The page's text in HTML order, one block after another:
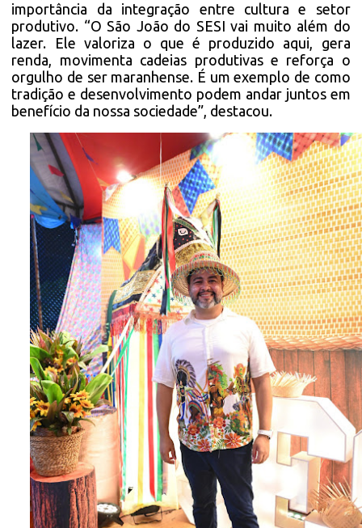
importância da integração entre cultura e setor
produtivo. “O São João do SESI vai muito além do
lazer. Ele valoriza o que é produzido aqui, gera
renda, movimenta cadeias produtivas e reforça o
orgulho de ser maranhense. É um exemplo de como
tradição e desenvolvimento podem andar juntos em
benefício da nossa sociedade”, destacou.